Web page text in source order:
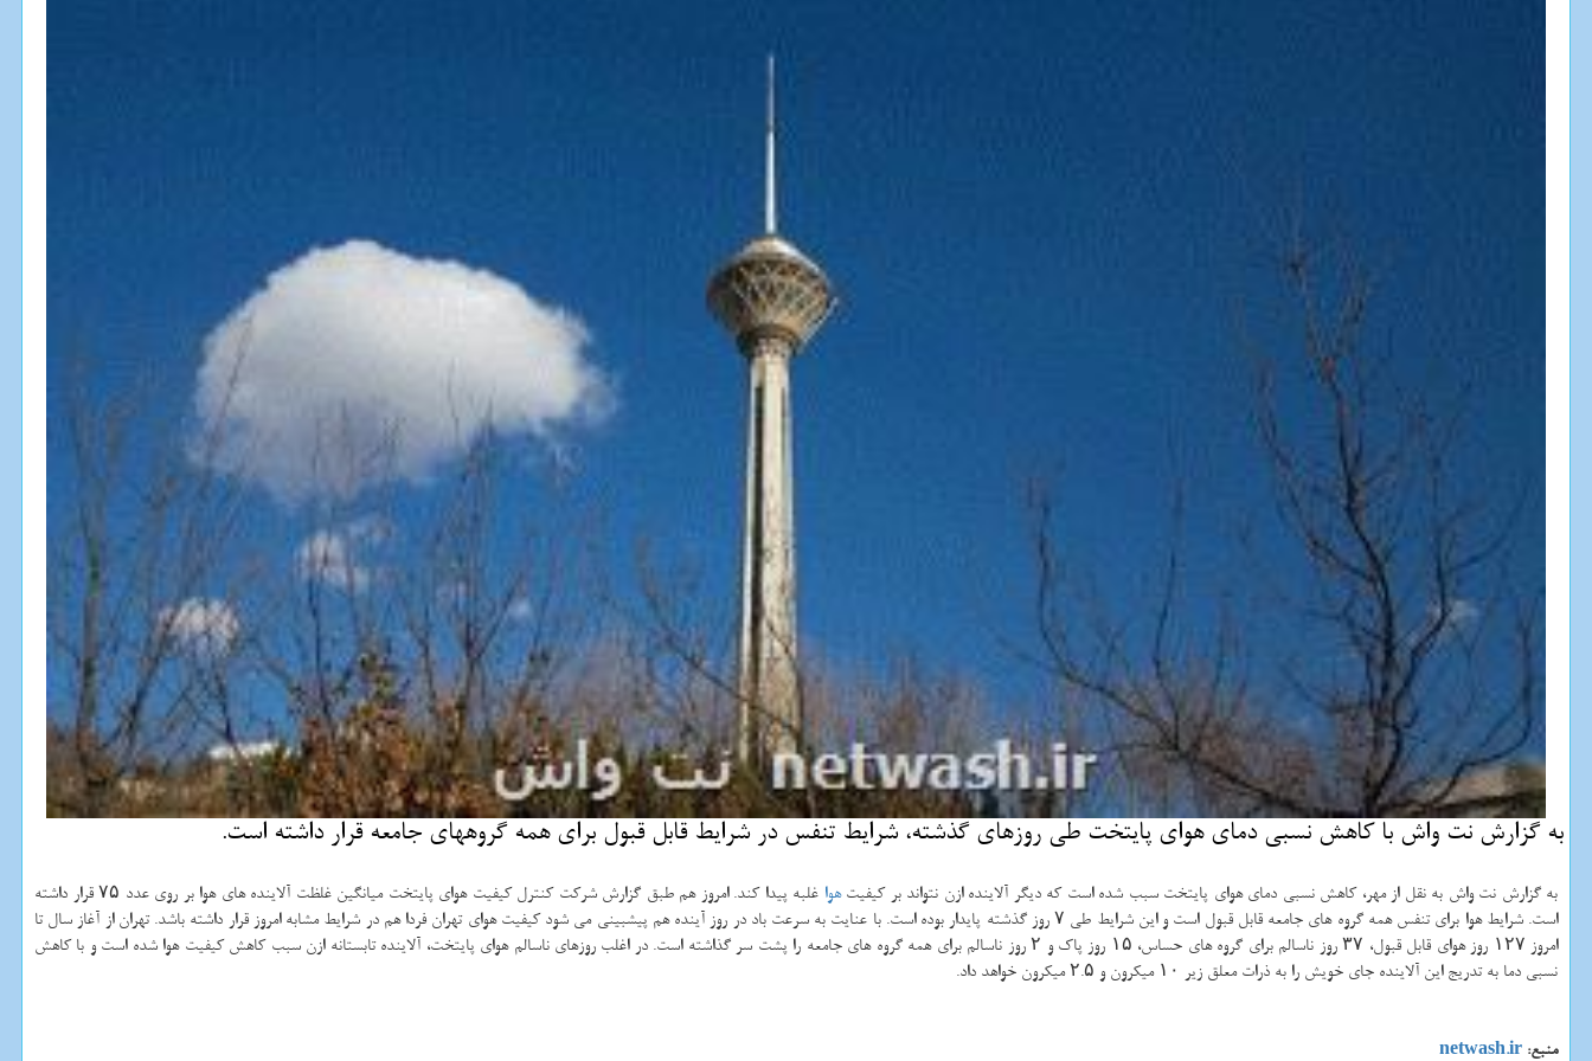
به گزارش نت واش با كاهش نسبی دمای هوای پایتخت طی روزهای گذشته، شرایط تنفس در شرایط قابل قبول برای همه گروههای جامعه قرار داشته است.
به گزارش نت واش به نقل از مهر، کاهش نسبی دمای هوای پایتخت سبب شده است که دیگر آلاینده ازن نتواند بر کیفیتهوا
غلبه پیدا کند. امروز هم طبق گزارش شرکت کنترل کیفیت هوای پایتخت میانگین غلظت آلاینده های هوا بر روی عدد ۷۵ قرار داشته
است. شرایط هوا برای تنفس همه گروه های جامعه قابل قبول است و این شرایط طی ۷ روز گذشته پایدار بوده است. با عنایت به سرعت باد در روز آینده هم پیشبینی می شود کیفیت هوای تهران فردا هم در شرایط مشابه امروز قرار داشته باشد. تهران از آغاز سال تا
امروز ۱۲۷ روز هوای قابل قبول، ۳۷ روز ناسالم برای گروه های حساس، ۱۵ روز پاک و ۲ روز ناسالم برای همه گروه های جامعه را پشت سر گذاشته است. در اغلب روزهای ناسالم هوای پایتخت، آلاینده تابستانه ازن سبب کاهش کیفیت هوا شده است و با کاهش
نسبی دما به تدریج این آلاینده جای خویش را به ذرات معلق زیر ۱۰ میکرون و ۲.۵ میکرون خواهد داد.
منبع: netwash.ir